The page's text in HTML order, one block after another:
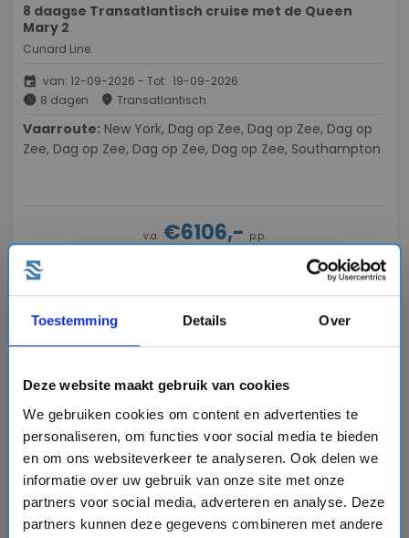
Toestemming Details Over
Deze website maakt gebruik van cookies
We gebruiken cookies om content en advertenties te
personaliseren, om functies voor social media te bieden
en om ons websiteverkeer te analyseren. Ook delen we
informatie over uw gebruik van onze site met onze
partners voor social media, adverteren en analyse. Deze
partners kunnen deze gegevens combineren met andere
8 daagse Transatlantisch cruise met de Queen
Mary 2
Cunard Line
event van: 12-09-2026 - Tot: 19-09-2026
schedule 8 dagen place Transatlantisch
Vaarroute:
Zee, Dag op Zee, Dag op Zee, Dag op Zee, Southampton
v.a. €6106,- p.p.
sell Volpension - Boordtegoed cadeau
Vergelijk
favorite
chevron_right